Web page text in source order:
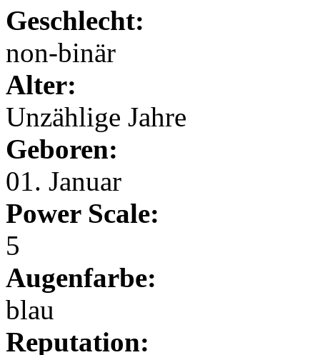
Geschlecht:
non-binär
Alter:
Unzählige Jahre
Geboren:
01. Januar
Power Scale:
5
Augenfarbe:
blau
Reputation: